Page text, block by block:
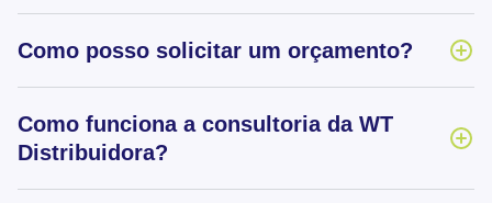
Como posso solicitar um orçamento?
Como funciona a consultoria da WT
Distribuidora?